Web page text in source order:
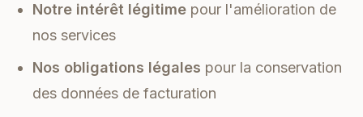
Notre intérêt légitime pour l'amélioration de
nos services
Nos obligations légales pour la conservation
des données de facturation